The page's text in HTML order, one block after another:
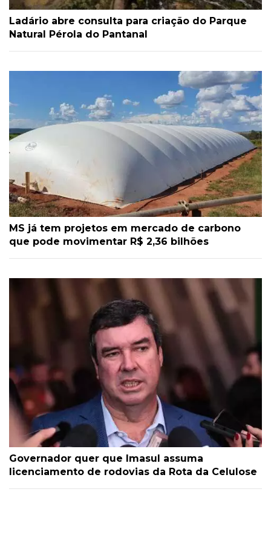
Ladário abre consulta para criação do Parque
Natural Pérola do Pantanal
MS já tem projetos em mercado de carbono
que pode movimentar R$ 2,36 bilhões
Governador quer que Imasul assuma
licenciamento de rodovias da Rota da Celulose